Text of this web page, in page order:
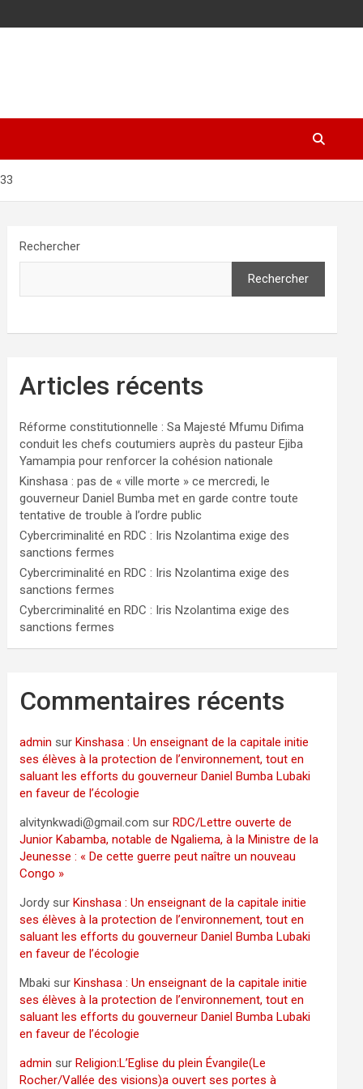
Rechercher
Rechercher
Articles récents
Réforme constitutionnelle : Sa Majesté Mfumu Difima
conduit les chefs coutumiers auprès du pasteur Ejiba
Yamampia pour renforcer la cohésion nationale
Kinshasa : pas de « ville morte » ce mercredi, le
gouverneur Daniel Bumba met en garde contre toute
tentative de trouble à l’ordre public
Cybercriminalité en RDC : Iris Nzolantima exige des
sanctions fermes
Cybercriminalité en RDC : Iris Nzolantima exige des
sanctions fermes
Cybercriminalité en RDC : Iris Nzolantima exige des
sanctions fermes
Commentaires récents
admin surKinshasa : Un enseignant de la capitale initie
ses élèves à la protection de l’environnement, tout en
saluant les efforts du gouverneur Daniel Bumba Lubaki
en faveur de l’écologie
alvitynkwadi@gmail.com surRDC/Lettre ouverte de
Junior Kabamba, notable de Ngaliema, à la Ministre de la
Jeunesse : « De cette guerre peut naître un nouveau
Congo »
Jordy surKinshasa : Un enseignant de la capitale initie
ses élèves à la protection de l’environnement, tout en
saluant les efforts du gouverneur Daniel Bumba Lubaki
en faveur de l’écologie
Mbaki surKinshasa : Un enseignant de la capitale initie
ses élèves à la protection de l’environnement, tout en
saluant les efforts du gouverneur Daniel Bumba Lubaki
en faveur de l’écologie
admin surReligion:L’Eglise du plein Évangile(Le
Rocher/Vallée des visions)a ouvert ses portes à